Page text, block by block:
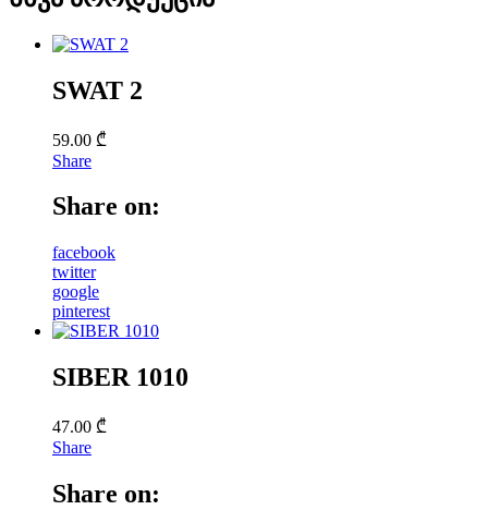
SWAT 2
59.00 ₾
Share
Share on:
facebook
twitter
google
pinterest
SIBER 1010
47.00 ₾
Share
Share on: